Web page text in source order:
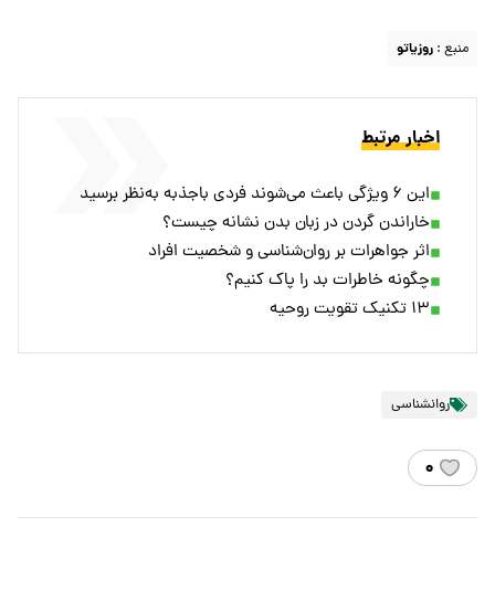
منبع : روزیاتو
اخبار مرتبط
این ۶ ویژگی‌ باعث می‌شوند فردی باجذبه به‌نظر برسید
خاراندن گردن در زبان بدن نشانه چیست؟
اثر جواهرات بر روان‌شناسی و شخصیت افراد
چگونه خاطرات بد را پاک کنیم؟
۱۳ تکنیک تقویت روحیه
روانشناسی
۰